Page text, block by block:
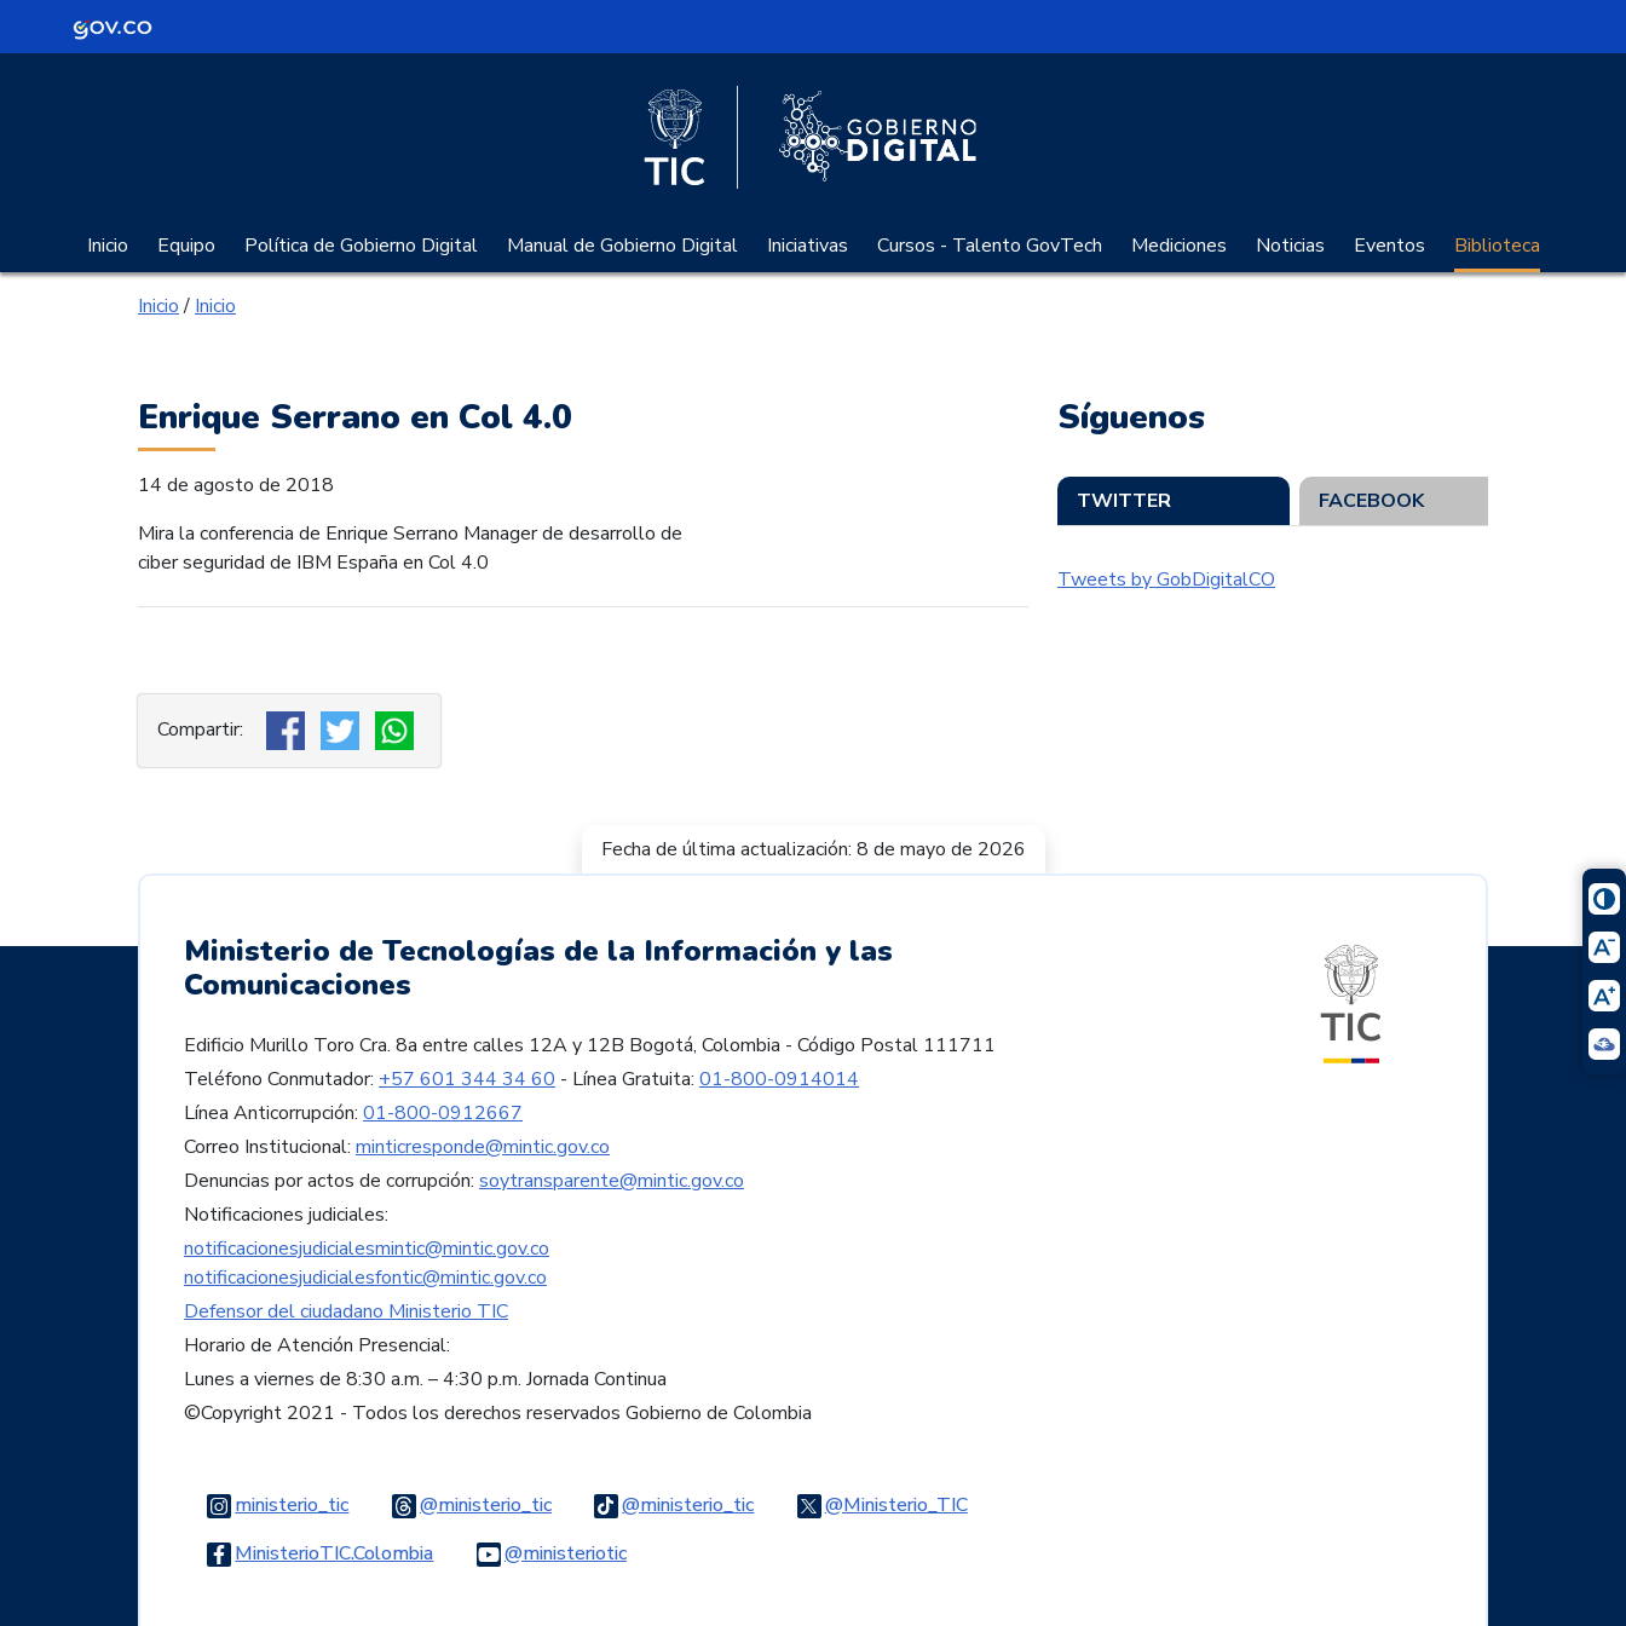
Logo Gobierno de Colombia
Logo del Ministerio TIC
Inicio Equipo Política de Gobierno Digital Manual de Gobierno Digital Iniciativas Cursos - Talento GovTech Mediciones Noticias Eventos Biblioteca
Inicio/Inicio
Enrique Serrano en Col 4.0
14 de agosto de 2018
Mira la conferencia de Enrique Serrano Manager de desarrollo de
ciber seguridad de IBM España en Col 4.0
Síguenos
TWITTER FACEBOOK
Tweets by GobDigitalCO
Fecha de última actualización: 8 de mayo de 2026
Ministerio de Tecnologías de la Información y las
Comunicaciones
Edificio Murillo Toro Cra. 8a entre calles 12A y 12B Bogotá, Colombia - Código Postal 111711
Teléfono Conmutador: +57 601 344 34 60 - Línea Gratuita: 01-800-0914014
Línea Anticorrupción: 01-800-0912667
Correo Institucional: minticresponde@mintic.gov.co
Denuncias por actos de corrupción: soytransparente@mintic.gov.co
Notificaciones judiciales:
notificacionesjudicialesmintic@mintic.gov.co
notificacionesjudicialesfontic@mintic.gov.co
Defensor del ciudadano Ministerio TIC
Horario de Atención Presencial:
Lunes a viernes de 8:30 a.m. – 4:30 p.m. Jornada Continua
©Copyright 2021 - Todos los derechos reservados Gobierno de Colombia
ministerio_ticLogo Instagram@ministerio_ticLogo Threads@ministerio_ticLogo Tiktok@Ministerio_TICLogo Twitter
MinisterioTIC.ColombiaLogo Facebook@ministerioticLogo Youtube